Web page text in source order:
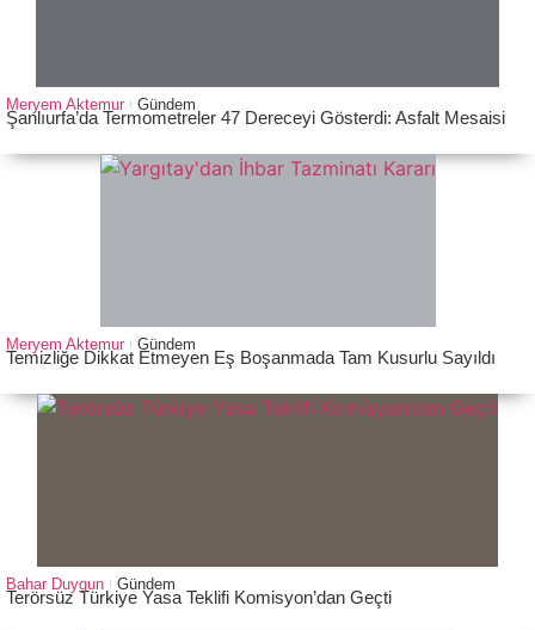
Meryem Aktemur Gündem
Şanlıurfa’da Termometreler 47 Dereceyi Gösterdi: Asfalt Mesaisi
Meryem Aktemur Gündem
Temizliğe Dikkat Etmeyen Eş Boşanmada Tam Kusurlu Sayıldı
Bahar Duygun Gündem
Terörsüz Türkiye Yasa Teklifi Komisyon’dan Geçti